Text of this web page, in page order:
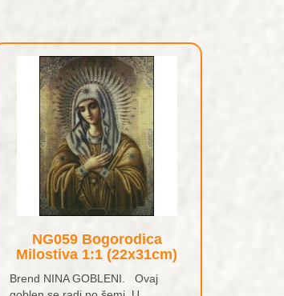
NG059 Bogorodica
Milostiva 1:1 (22x31cm)
Brend NINA GOBLENI. Ovaj